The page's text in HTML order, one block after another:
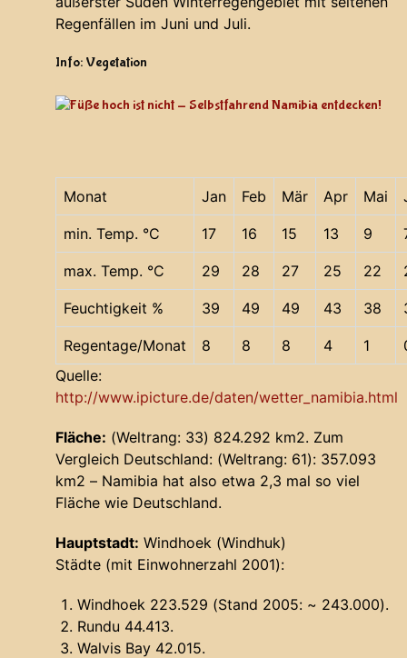
Regenfällen im Juni und Juli.
Info: Vegetation
Monat Jan Feb Mär Apr Mai
min. Temp. °C 17 16 15 13 9
max. Temp. °C 29 28 27 25 22
Feuchtigkeit % 39 49 49 43 38
Regentage/Monat 8 8 8 4 1
Quelle:
http://www.ipicture.de/daten/wetter_namibia.html
Fläche: (Weltrang: 33) 824.292 km2. Zum
Vergleich Deutschland: (Weltrang: 61): 357.093
km2 – Namibia hat also etwa 2,3 mal so viel
Fläche wie Deutschland.
Hauptstadt: Windhoek (Windhuk)
Städte (mit Einwohnerzahl 2001):
Windhoek 223.529 (Stand 2005: ~ 243.000).
Rundu 44.413.
Walvis Bay 42.015.